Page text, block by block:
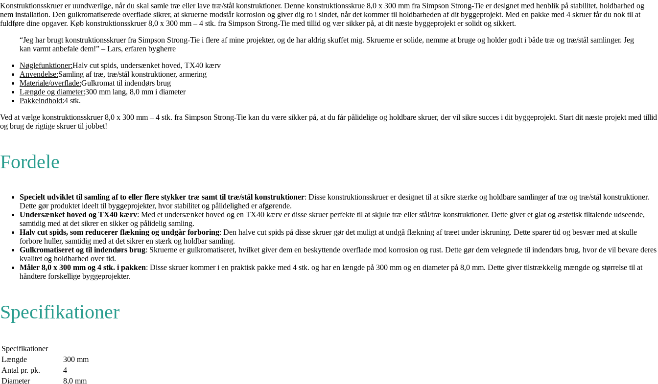
Konstruktionsskruer er uundværlige, når du skal samle træ eller lave træ/stål konstruktioner. Denne konstruktionsskrue 8,0 x 300 mm fra Simpson Strong-Tie er designet med henblik på stabilitet, holdbarhed og
nem installation. Den gulkromatiserede overflade sikrer, at skruerne modstår korrosion og giver dig ro i sindet, når det kommer til holdbarheden af dit byggeprojekt. Med en pakke med 4 skruer får du nok til at
fuldføre dine opgaver. Køb konstruktionsskruer 8,0 x 300 mm – 4 stk. fra Simpson Strong-Tie med tillid og vær sikker på, at dit næste byggeprojekt er solidt og sikkert.
“Jeg har brugt konstruktionsskruer fra Simpson Strong-Tie i flere af mine projekter, og de har aldrig skuffet mig. Skruerne er solide, nemme at bruge og holder godt i både træ og træ/stål samlinger. Jeg
kan varmt anbefale dem!” – Lars, erfaren bygherre
Nøglefunktioner:Halv cut spids, undersænket hoved, TX40 kærv
Anvendelse:Samling af træ, træ/stål konstruktioner, armering
Materiale/overflade:Gulkromat til indendørs brug
Længde og diameter:300 mm lang, 8,0 mm i diameter
Pakkeindhold:4 stk.
Ved at vælge konstruktionsskruer 8,0 x 300 mm – 4 stk. fra Simpson Strong-Tie kan du være sikker på, at du får pålidelige og holdbare skruer, der vil sikre succes i dit byggeprojekt. Start dit næste projekt med tillid
og brug de rigtige skruer til jobbet!
Fordele
Specielt udviklet til samling af to eller flere stykker træ samt til træ/stål konstruktioner: Disse konstruktionsskruer er designet til at sikre stærke og holdbare samlinger af træ og træ/stål konstruktioner.
Dette gør produktet ideelt til byggeprojekter, hvor stabilitet og pålidelighed er afgørende.
Undersænket hoved og TX40 kærv: Med et undersænket hoved og en TX40 kærv er disse skruer perfekte til at skjule træ eller stål/træ konstruktioner. Dette giver et glat og æstetisk tiltalende udseende,
samtidig med at det sikrer en sikker og pålidelig samling.
Halv cut spids, som reducerer flækning og undgår forboring: Den halve cut spids på disse skruer gør det muligt at undgå flækning af træet under iskruning. Dette sparer tid og besvær med at skulle
forbore huller, samtidig med at det sikrer en stærk og holdbar samling.
Gulkromatiseret og til indendørs brug: Skruerne er gulkromatiseret, hvilket giver dem en beskyttende overflade mod korrosion og rust. Dette gør dem velegnede til indendørs brug, hvor de vil bevare deres
kvalitet og holdbarhed over tid.
Måler 8,0 x 300 mm og 4 stk. i pakken: Disse skruer kommer i en praktisk pakke med 4 stk. og har en længde på 300 mm og en diameter på 8,0 mm. Dette giver tilstrækkelig mængde og størrelse til at
håndtere forskellige byggeprojekter.
Specifikationer
Specifikationer
Længde
300 mm
Antal pr. pk.
4
Diameter
8,0 mm